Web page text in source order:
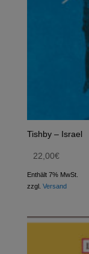
Tishby – Israel
22,00€
Enthält 7% MwSt.
zzgl. Versand